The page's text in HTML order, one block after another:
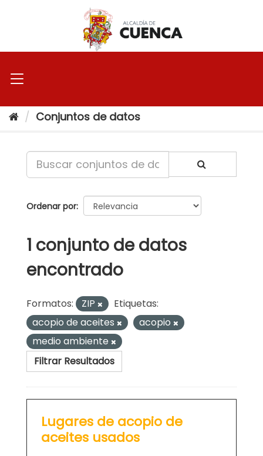
Conjuntos de datos
Ordenar por
1 conjunto de datos
encontrado
Formatos: ZIP
Etiquetas:
acopio de aceites
acopio
medio ambiente
Filtrar Resultados
Lugares de acopio de
aceites usados